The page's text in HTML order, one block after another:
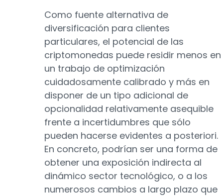
Como fuente alternativa de
diversificación para clientes
particulares, el potencial de las
criptomonedas puede residir menos en
un trabajo de optimización
cuidadosamente calibrado y más en
disponer de un tipo adicional de
opcionalidad relativamente asequible
frente a incertidumbres que sólo
pueden hacerse evidentes a posteriori.
En concreto, podrían ser una forma de
obtener una exposición indirecta al
dinámico sector tecnológico, o a los
numerosos cambios a largo plazo que